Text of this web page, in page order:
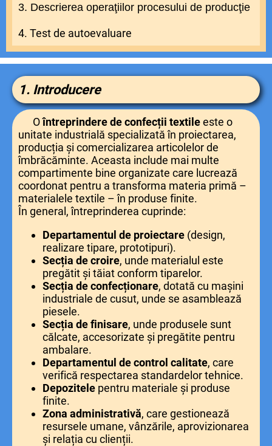
3. Descrierea operaţiilor procesului de producţie
4. Test de autoevaluare
1. Introducere
Oîntreprindere de confecții textileeste o
unitate industrială specializată în proiectarea,
producția și comercializarea articolelor de
îmbrăcăminte. Aceasta include mai multe
compartimente bine organizate care lucrează
coordonat pentru a transforma materia primă –
materialele textile – în produse finite.
În general, întreprinderea cuprinde:
Departamentul de proiectare (design,
realizare tipare, prototipuri).
Secția de croire, unde materialul este
pregătit și tăiat conform tiparelor.
Secția de confecționare, dotată cu mașini
industriale de cusut, unde se asamblează
piesele.
Secția de finisare, unde produsele sunt
călcate, accesorizate și pregătite pentru
ambalare.
Departamentul de control calitate, care
verifică respectarea standardelor tehnice.
Depozitele pentru materiale și produse
finite.
Zona administrativă, care gestionează
resursele umane, vânzările, aprovizionarea
și relația cu clienții.